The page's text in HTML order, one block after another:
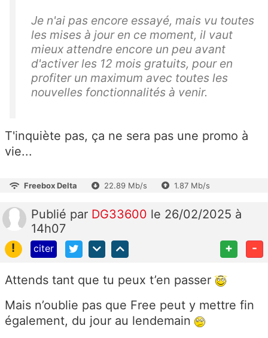
Je n'ai pas encore essayé, mais vu toutes
les mises à jour en ce moment, il vaut
mieux attendre encore un peu avant
d'activer les 12 mois gratuits, pour en
profiter un maximum avec toutes les
nouvelles fonctionnalités à venir.
T'inquiète pas, ça ne sera pas une promo à
vie...
Freebox Delta 22.89 Mb/s 1.87 Mb/s
Publié par DG33600 le 26/02/2025 à
14h07
!
citer + -
Attends tant que tu peux t’en passer
Mais n’oublie pas que Free peut y mettre fin
également, du jour au lendemain